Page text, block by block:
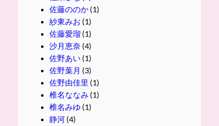
佐藤ののか(1)
紗東みお (1)
佐藤愛瑠(1)
沙月恵奈 (4)
佐野あい (1)
佐野葉月 (3)
佐野由佳里 (1)
椎名ななみ (1)
椎名みゆ (1)
静河(4)